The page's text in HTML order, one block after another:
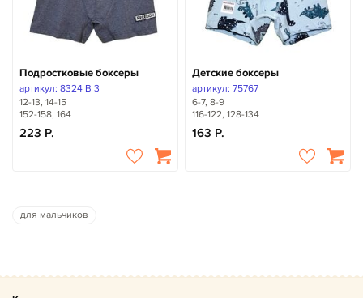
Подростковые боксеры
артикул: 8324 B 3
12-13, 14-15
152-158, 164
223
Детские боксеры
артикул: 75767
6-7, 8-9
116-122, 128-134
163
для мальчиков